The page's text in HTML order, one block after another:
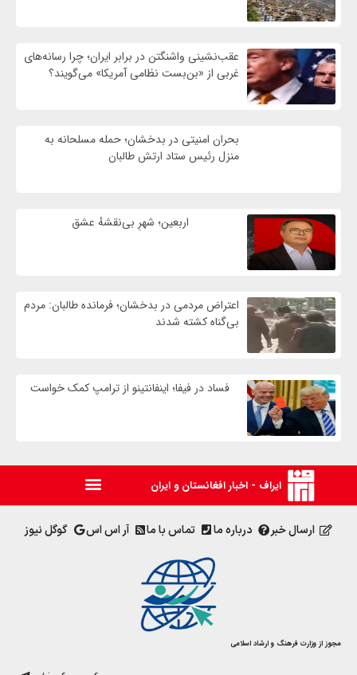
عقب‌نشینی واشنگتن در برابر ایران؛ چرا رسانه‌های
غربی از «بن‌بست نظامی آمریکا» می‌گویند؟
بحران امنیتی در بدخشان؛ حمله مسلحانه به
منزل رئیس ستاد ارتش طالبان
اربعین؛ شهرِ بی‌نقشهٔ عشق
اعتراض مردمی در بدخشان؛ فرمانده طالبان: مردم
بی‌گناه کشته شدند
فساد در فیفا؛ اینفانتینو از ترامپ کمک خواست
ایراف - اخبار افغانستان و ایران
ارسال خبر درباره ما تماس با ما آر اس اس گوگل نیوز
مجوز از وزارت فرهنگ و ارشاد اسلامی